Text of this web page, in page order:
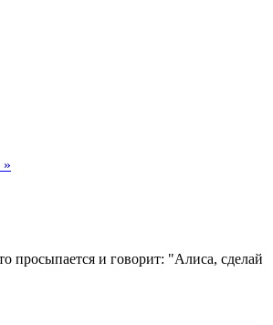
»
просыпается и говорит: "Алиса, сделай